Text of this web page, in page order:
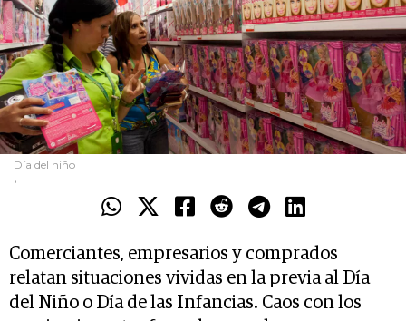
Día del niño
.
Comerciantes, empresarios y comprados
relatan situaciones vividas en la previa al Día
del Niño o Día de las Infancias. Caos con los